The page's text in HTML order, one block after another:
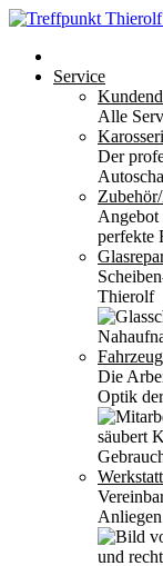
Service
Alle
Der
Angebot
perfekte
Thierolf
Die
Optik